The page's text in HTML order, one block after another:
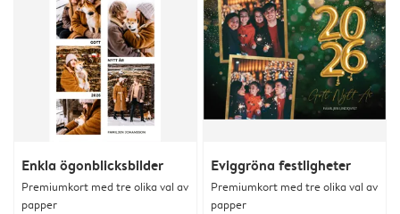
Enkla ögonblicksbilder
Premiumkort med tre olika val av
papper
Eviggröna festligheter
Premiumkort med tre olika val av
papper